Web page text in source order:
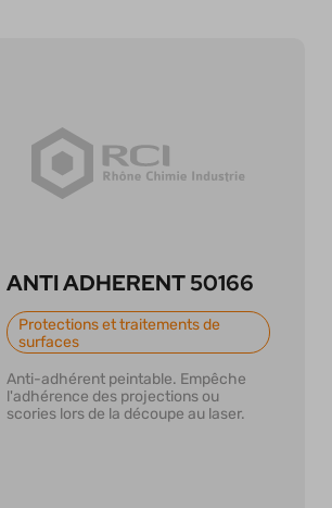
ANTI ADHERENT 50166
Protections et traitements de
surfaces
Anti-adhérent peintable. Empêche
l'adhérence des projections ou
scories lors de la découpe au laser.